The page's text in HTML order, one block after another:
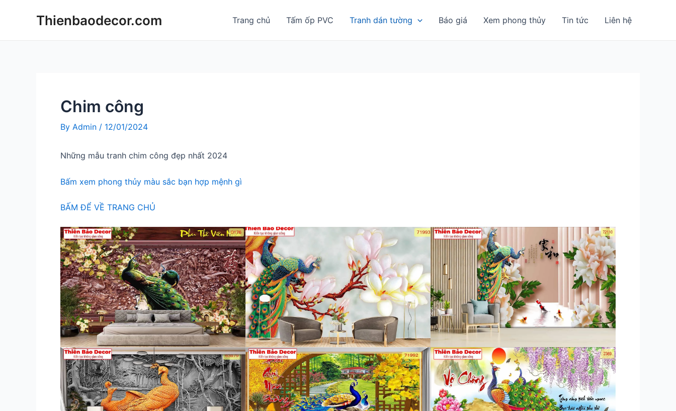
Thienbaodecor.com Trang chủ Tấm ốp PVC Tranh dán tường Báo giá Xem phong thủy Tin tức Liên hệ
Chim công
By Admin / 12/01/2024
Những mẫu tranh chim công đẹp nhất 2024
Bấm xem phong thủy màu sắc bạn hợp mệnh gì
BẤM ĐỂ VỀ TRANG CHỦ